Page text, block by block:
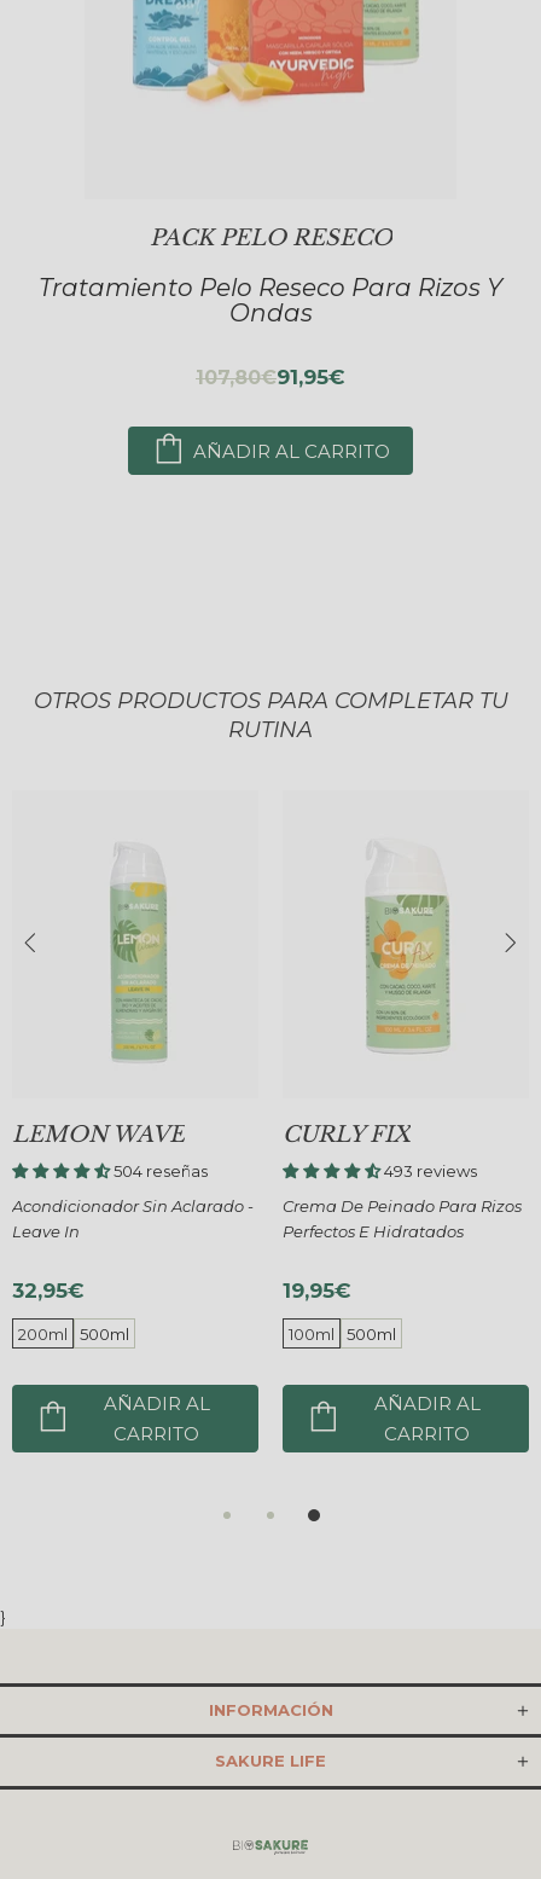
PACK PELO RESECO
Tratamiento Pelo Reseco Para Rizos Y
Ondas
107,80€91,95€
AÑADIR AL CARRITO
OTROS PRODUCTOS PARA COMPLETAR TU
RUTINA
LEMON WAVE
504 reseñas
Acondicionador Sin Aclarado -
Leave In
32,95€
200ml 500ml
AÑADIR AL
CARRITO
CURLY FIX
493 reviews
Crema De Peinado Para Rizos
Perfectos E Hidratados
19,95€
100ml 500ml
AÑADIR AL
CARRITO
}
INFORMACIÓN
SAKURE LIFE